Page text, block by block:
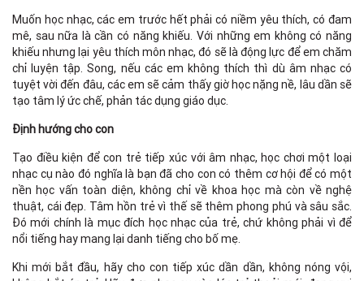
Muốn học nhạc, các em trước hết phải có niềm yêu thích, có đam
mê, sau nữa là cần có năng khiếu. Với những em không có năng
khiếu nhưng lại yêu thích môn nhạc, đó sẽ là động lực để em chăm
chỉ luyện tập. Song, nếu các em không thích thì dù âm nhạc có
tuyệt vời đến đâu, các em sẽ cảm thấy giờ học nặng nề, lâu dần sẽ
tạo tâm lý ức chế, phản tác dụng giáo dục.
Định hướng cho con
Tạo điều kiện để con trẻ tiếp xúc với âm nhạc, học chơi một loại
nhạc cụ nào đó nghĩa là bạn đã cho con có thêm cơ hội để có một
nền học vấn toàn diện, không chỉ về khoa học mà còn về nghệ
thuật, cái đẹp. Tâm hồn trẻ vì thế sẽ thêm phong phú và sâu sắc.
Đó mới chính là mục đích học nhạc của trẻ, chứ không phải vì để
nổi tiếng hay mang lại danh tiếng cho bố mẹ.
Khi mới bắt đầu, hãy cho con tiếp xúc dần dần, không nóng vội,